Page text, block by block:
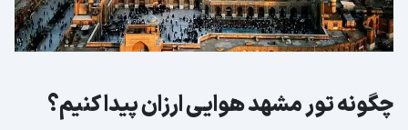
چگونه تور مشهد هوایی ارزان پیدا کنیم؟